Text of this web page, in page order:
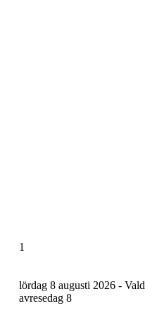
1
lördag 8 augusti 2026 - Vald
avresedag 8